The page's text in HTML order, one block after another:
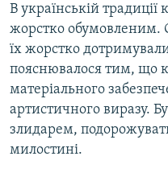
В українській традиції
жорстко обумовленим.
їх жорстко
пояснювалося тим, що
матеріального
артистичного виразу.
злидарем,
милостині.